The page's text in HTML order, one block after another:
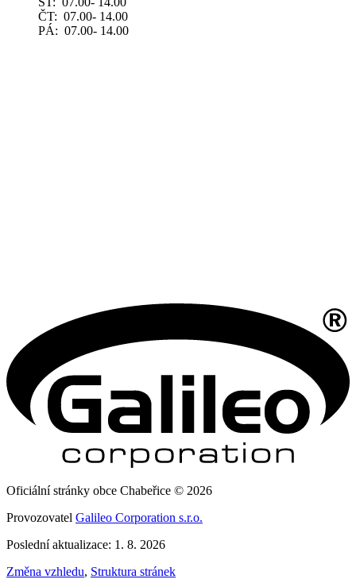
ČT: 07.00- 14.00
PÁ: 07.00- 14.00
Oficiální stránky obce Chabeřice © 2026
Provozovatel Galileo Corporation s.r.o.
Poslední aktualizace: 1. 8. 2026
Změna vzhledu, Struktura stránek